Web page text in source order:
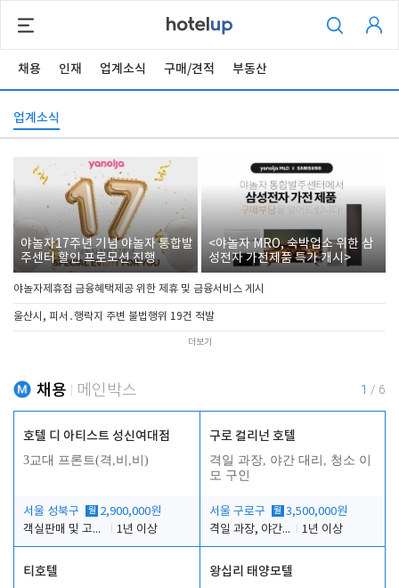
채용 인재 업계소식 구매/견적 부동산
업계소식
야놀자17주년 기념 야놀자 통합발
주센터 할인 프로모션 진행
<야놀자 MRO, 숙박업소 위한 삼
성전자 가전제품 특가 개시>
야놀자제휴점 금융혜택제공 위한 제휴 및 금융서비스 게시
울산시, 피서․행락지 주변 불법행위 19건 적발
더보기
채용 메인박스 1 / 6
호텔 디 아티스트 성신여대점
3교대 프론트(격,비,비)
서울 성북구 월 2,900,000원
객실판매 및 고객응대
1년 이상
구로 컬리넌 호텔
격일 과장, 야간 대리, 청소 이
모 구인
서울 구로구 월 3,500,000원
격일 과장, 야간 대리, 청소 이모
1년 이상
티호텔 왕십리 태양모텔